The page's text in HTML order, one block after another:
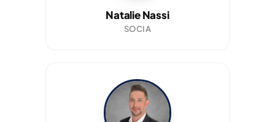
Natalie Nassi
SOCIA